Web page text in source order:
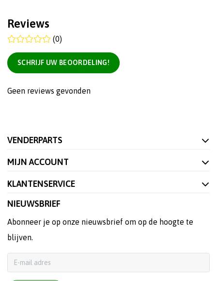
Reviews
(0)
SCHRIJF UW BEOORDELING!
Geen reviews gevonden
VENDERPARTS
MIJN ACCOUNT
KLANTENSERVICE
NIEUWSBRIEF
Abonneer je op onze nieuwsbrief om op de hoogte te
blijven.